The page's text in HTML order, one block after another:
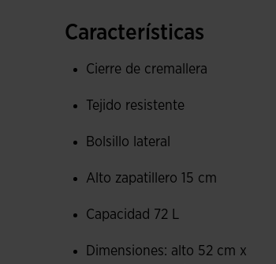
Se han incorporado dos asas con
Características
Cierre de cremallera
Tejido resistente
Bolsillo lateral
Alto zapatillero 15 cm
Capacidad 72 L
Dimensiones: alto 52 cm x